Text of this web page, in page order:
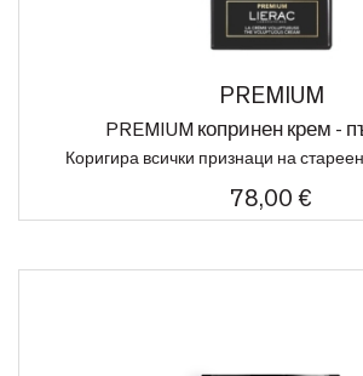
PREMIUM
PREMIUM копринен крем -
Коригира всички признаци на
78,00 €